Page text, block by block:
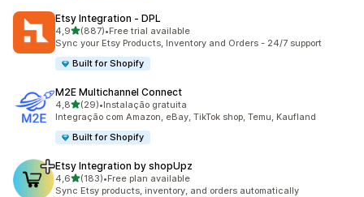
Etsy Integration ‑ DPL
4,9de 5 estrelas
(887)
887 total de avaliações
•Free trial available
Sync your Etsy Products, Inventory and Orders - 24/7 support
Built for Shopify
M2E Multichannel Connect
4,8de 5 estrelas
(29)
29 total de avaliações
•Instalação gratuita
Integração com Amazon, eBay, TikTok shop, Temu, Kaufland
Built for Shopify
Etsy Integration by shopUpz
4,6de 5 estrelas
(183)
183 total de avaliações
•Free plan available
Sync Etsy products, inventory, and orders automatically